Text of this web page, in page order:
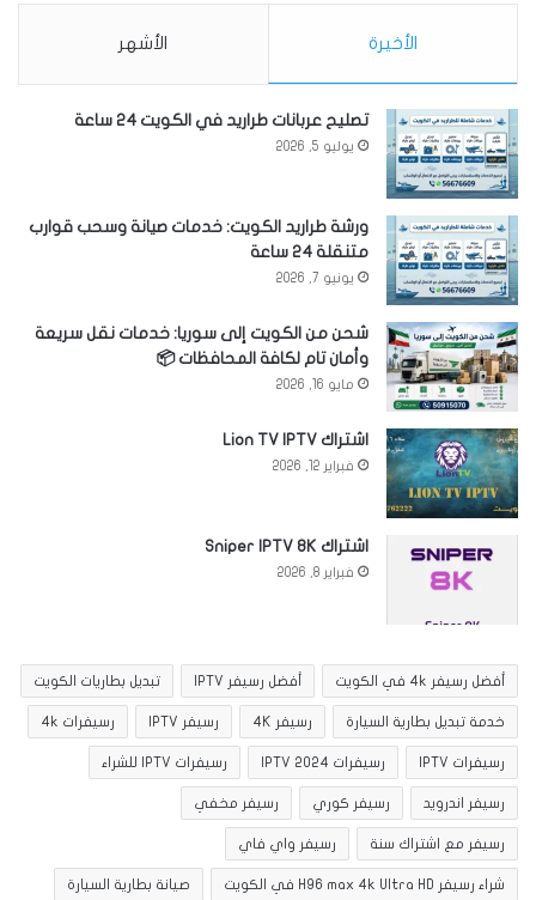
الأخيرة الأشهر
تصليح عربانات طراريد في الكويت 24 ساعة
يوليو 5, 2026
ورشة طراريد الكويت: خدمات صيانة وسحب قوارب
متنقلة 24 ساعة
يونيو 7, 2026
شحن من الكويت إلى سوريا: خدمات نقل سريعة
وأمان تام لكافة المحافظات 📦
مايو 16, 2026
اشتراك Lion TV IPTV
فبراير 12, 2026
اشتراك Sniper IPTV 8K
فبراير 8, 2026
أفضل رسيفر 4k في الكويت أفضل رسيفر IPTV تبديل بطاريات الكويت
خدمة تبديل بطارية السيارة رسيفر 4K رسيفر IPTV رسيفرات 4k
رسيفرات IPTV رسيفرات IPTV 2024 رسيفرات IPTV للشراء
رسيفر اندرويد رسيفر كوري رسيفر مخفي
رسيفر مع اشتراك سنة رسيفر واي فاي
شراء رسيفر H96 max 4k Ultra HD في الكويت صيانة بطارية السيارة